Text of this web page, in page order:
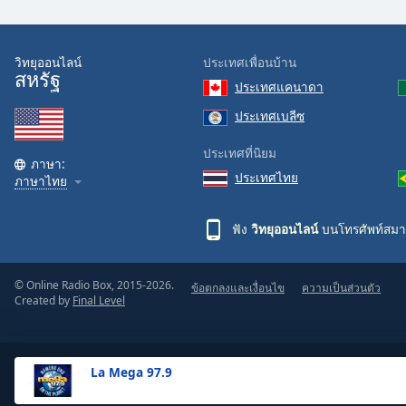
Text
Opacity
Background
La Mega 97.9
วิทยุออนไลน์
สหรัฐ
ภาษา:
ภาษาไทย
ประเทศเพื่อนบ้าน
ประเทศแคนาดา
ประเทศเบลีซ
ประเทศที่นิยม
ประเทศไทย
ฟัง วิทยุออนไลน์บนโทรศัพท์สม
© Online Radio Box, 2015-2026.
Created by Final Level
ข้อตกลงและเงื่อนไข ความเป็นส่วนตัว